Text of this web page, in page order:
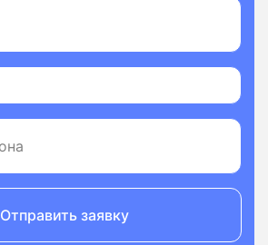
Отправить заявку